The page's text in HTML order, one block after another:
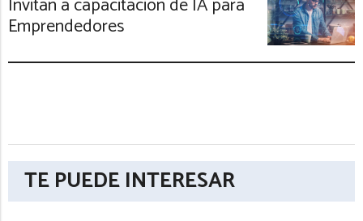
Emprendedores
TE PUEDE INTERESAR